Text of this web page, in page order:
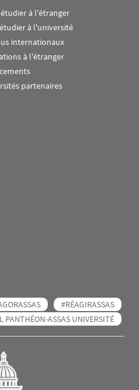
à l'étranger
à l'université
internationaux
à l'étranger
partenaires
#RÉAGIRASSAS
PANTHÉON-ASSAS UNIVERSITÉ